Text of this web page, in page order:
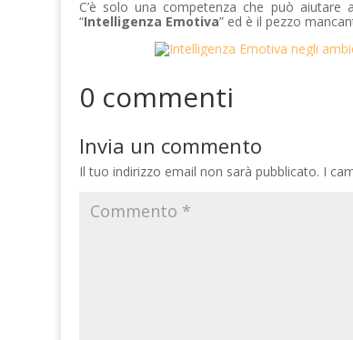
C’è solo una competenza che può
“Intelligenza Emotiva” ed è il pezzo
0 commenti
Invia un commento
Il tuo indirizzo email non sarà pubblicato. I